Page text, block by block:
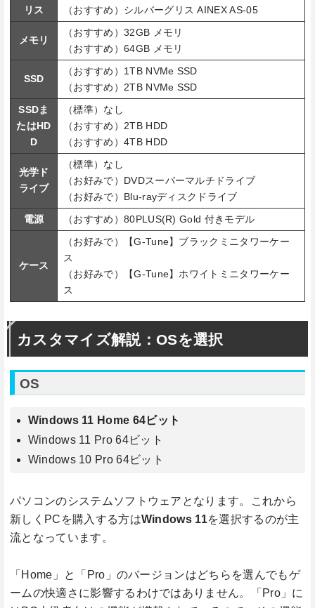
リス
（おすすめ）シルバーグリス AINEX AS-05
メモリ
（おすすめ）32GB メモリ
（おすすめ）64GB メモリ
SSD
（おすすめ）1TB NVMe SSD
（おすすめ）2TB NVMe SSD
SSDま
たはHD
D
（標準）なし
（おすすめ）2TB HDD
（おすすめ）4TB HDD
光学ド
ライブ
（標準）なし
（お好みで）DVDスーパーマルチドライブ
（お好みで）Blu-rayディスクドライブ
電源
（おすすめ）80PLUS(R) Gold 付きモデル
ケース
（お好みで）【G-Tune】ブラックミニタワーケー
ス
（お好みで）【G-Tune】ホワイトミニタワーケー
ス
カスタマイズ解説：OSを選択
OS
Windows 11 Home 64ビット
Windows 11 Pro 64ビット
Windows 10 Pro 64ビット
パソコンのシステムソフトウェアとなります。これから
新しくPCを購入する方はWindows 11を選択するのが主
流となっています。
「Home」と「Pro」のバージョンはどちらを選んでもゲ
ームの快適さに影響するわけではありません。「Pro」に